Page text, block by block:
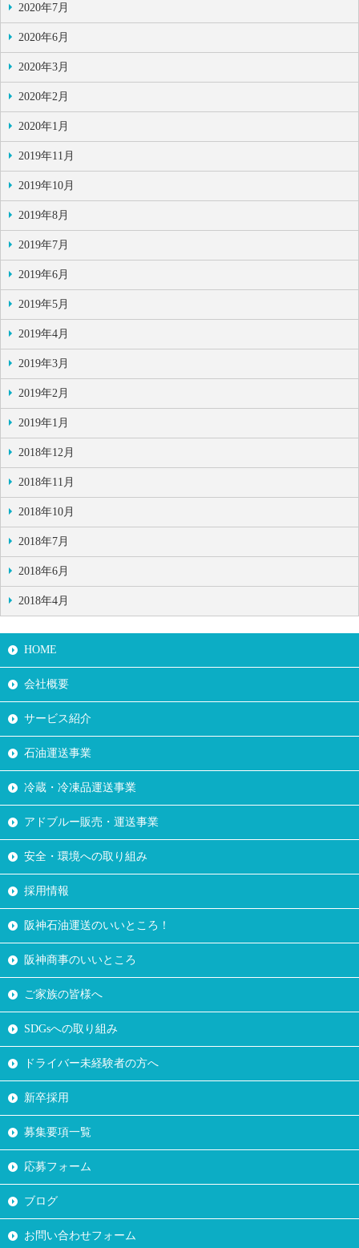
2020年7月
2020年6月
2020年3月
2020年2月
2020年1月
2019年11月
2019年10月
2019年8月
2019年7月
2019年6月
2019年5月
2019年4月
2019年3月
2019年2月
2019年1月
2018年12月
2018年11月
2018年10月
2018年7月
2018年6月
2018年4月
HOME
会社概要
サービス紹介
石油運送事業
冷蔵・冷凍品運送事業
アドブルー販売・運送事業
安全・環境への取り組み
採用情報
阪神石油運送のいいところ！
阪神商事のいいところ
ご家族の皆様へ
SDGsへの取り組み
ドライバー未経験者の方へ
新卒採用
募集要項一覧
応募フォーム
ブログ
お問い合わせフォーム